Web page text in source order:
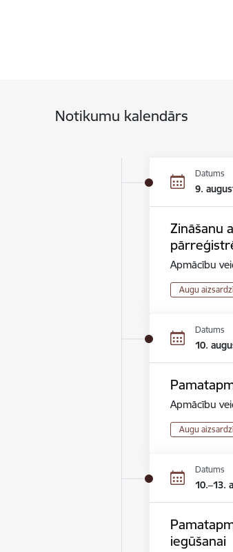
Notikumu kalendārs
Datums
9.
Zināšanu
Apmācību
Augu
Datums
10.
Apmācību
Augu
Datums
10.–13.
iegūšanai